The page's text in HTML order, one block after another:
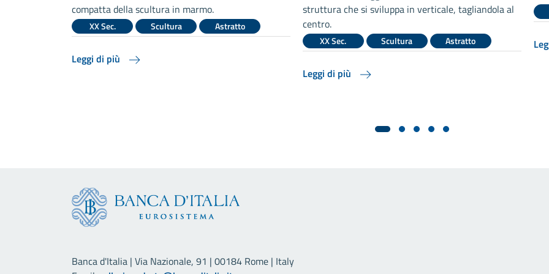
compatta della scultura in marmo.
XX Sec. Scultura Astratto
Leggi di più
struttura che si sviluppa in verticale, tagliandola al
centro.
XX Sec. Scultura Astratto
Leggi di più
Banca d'Italia | Via Nazionale, 91 | 00184 Rome | Italy